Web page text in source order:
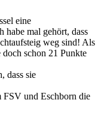
eine
habe mal gehört, dass
weg sind! Als
doch schon 21 Punkte
dass sie
FSV und Eschborn die